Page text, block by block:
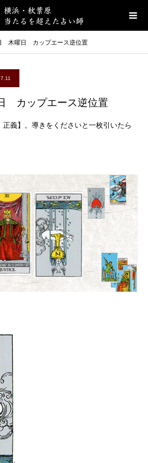
木曜日 カップエース逆位置
カップエース逆位置
義】。導きをくださいと一枚引いたら